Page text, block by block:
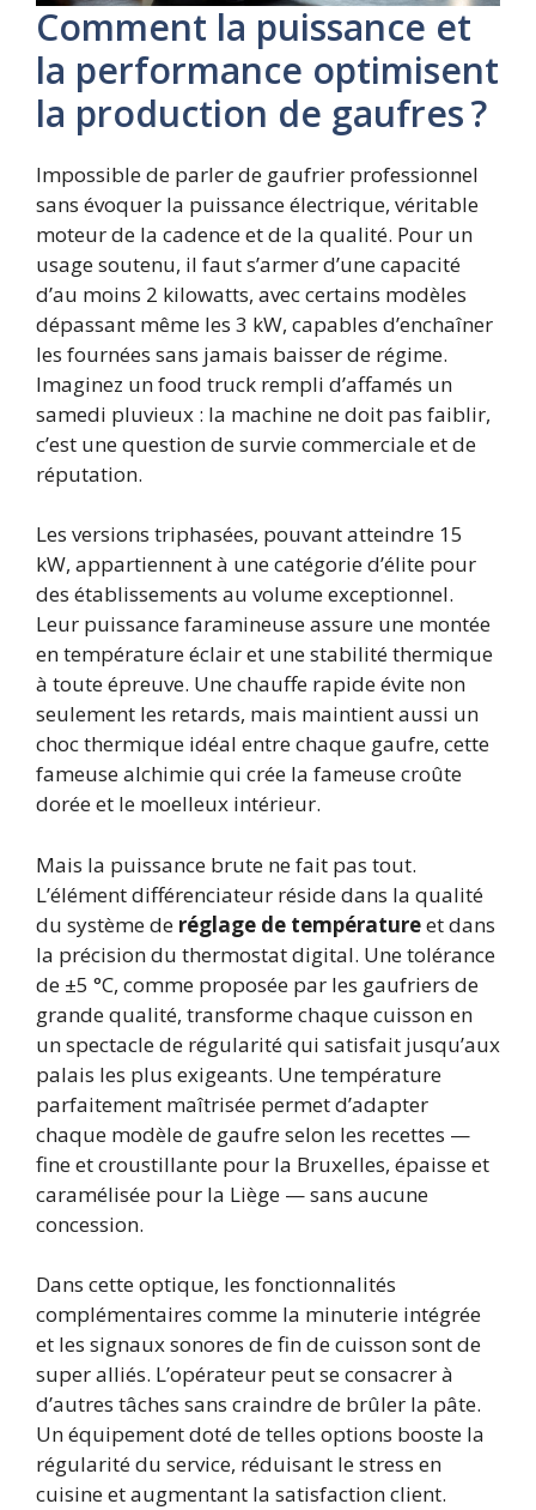
Comment la puissance et
la performance optimisent
la production de gaufres ?
Impossible de parler de gaufrier professionnel
sans évoquer la puissance électrique, véritable
moteur de la cadence et de la qualité. Pour un
usage soutenu, il faut s’armer d’une capacité
d’au moins 2 kilowatts, avec certains modèles
dépassant même les 3 kW, capables d’enchaîner
les fournées sans jamais baisser de régime.
Imaginez un food truck rempli d’affamés un
samedi pluvieux : la machine ne doit pas faiblir,
c’est une question de survie commerciale et de
réputation.
Les versions triphasées, pouvant atteindre 15
kW, appartiennent à une catégorie d’élite pour
des établissements au volume exceptionnel.
Leur puissance faramineuse assure une montée
en température éclair et une stabilité thermique
à toute épreuve. Une chauffe rapide évite non
seulement les retards, mais maintient aussi un
choc thermique idéal entre chaque gaufre, cette
fameuse alchimie qui crée la fameuse croûte
dorée et le moelleux intérieur.
Mais la puissance brute ne fait pas tout.
L’élément différenciateur réside dans la qualité
du système de réglage de températureet dans
la précision du thermostat digital. Une tolérance
de ±5 °C, comme proposée par les gaufriers de
grande qualité, transforme chaque cuisson en
un spectacle de régularité qui satisfait jusqu’aux
palais les plus exigeants. Une température
parfaitement maîtrisée permet d’adapter
chaque modèle de gaufre selon les recettes —
fine et croustillante pour la Bruxelles, épaisse et
caramélisée pour la Liège — sans aucune
concession.
Dans cette optique, les fonctionnalités
complémentaires comme la minuterie intégrée
et les signaux sonores de fin de cuisson sont de
super alliés. L’opérateur peut se consacrer à
d’autres tâches sans craindre de brûler la pâte.
Un équipement doté de telles options booste la
régularité du service, réduisant le stress en
cuisine et augmentant la satisfaction client.